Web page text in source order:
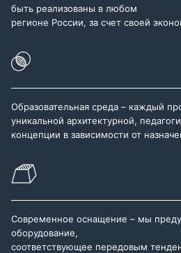
быть реализованы в любом
регионе России, за счет своей
Образовательная среда – каждый
уникальной архитектурной,
концепции в зависимости от
Современное оснащение – мы
оборудование,
соответствующее передовым